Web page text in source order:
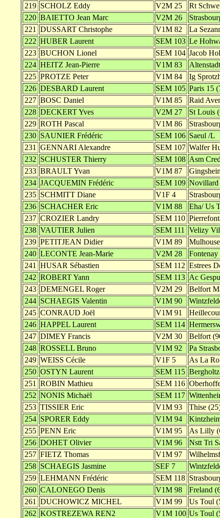
219 SCHOLZ Eddy V2M 25
Rt
220 BAIETTO Jean Marc V2M 26
221
DUSSART Christophe V1M 82
La
222 HUBER Laurent SEM 103 Le
223 BUCHON Lionel SEM 104 Jacob
224 HEITZ Jean-Pierre V1M 83
225 PROTZE Peter V1M 84
Ig
226 DESBARD Laurent SEM 105 Paris 15
227 BOSC Daniel V1M 85
Raid
228 DECKERT Yves V2M 27
St Louis
229 ROTH Pascal V1M 86
230 SAUNIER Frédéric SEM 106 Saeul /L
231
GENNARI Alexandre SEM 107 Walfer
232 SCHUSTER Thierry SEM 108 Asm
233 BRAULT Yvan V1M 87
234 JACQUEMIN Frédéric SEM 109 Novillard
235 SCHMITT Diane V1F 4
236 SCHACHER Eric V1M 88
Eha/ Us
237 CROZIER Landry SEM 110
238 VAUTIER Julien SEM 111
Velizy
239 PETITJEAN Didier V1M 89
240 LECONTE Jean-Marie V2M 28
241
HUSAR Sébastien SEM 112 Estrees
242 ROBERT Yann SEM 113 Ac
243 DEMENGEL Roger V2M 29
Belfort
244 SCHAEGIS Valentin V1M 90
245 CONRAUD Joël V1M 91
246 HAPPEL Laurent SEM 114
247 DIMEY Francis V2M 30
Belfort
248 ROSSELL Bruno V1M 92
Pa
249 WEISS Cécile V1F 5
As La
250 OSTYN Laurent SEM 115
251
ROBIN Mathieu SEM 116
252 NONIS Michaël SEM 117
253 TISSIER Eric V1M 93
Thise
254 SPORER Eddy V1M 94
255 PENN Eric V1M 95
As Lilly
256 DOHET Olivier V1M 96
Nstt Tri
257 FIETZ Thomas V1M 97
258 SCHAEGIS Jasmine SEF 7
259 LEHMANN Frédéric SEM 118
260 CALONEGO Denis V1M 98
Freland
261
DUCHOWICZ MICHEL V1M 99
Us Toul
262 KOSTREZEWA REN2 V1M 100 Us Toul